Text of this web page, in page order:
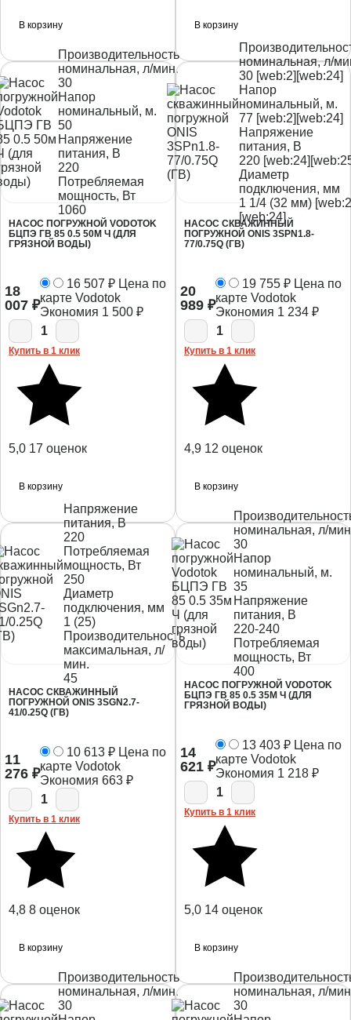
В корзину В корзину
Производительность
номинальная, л/мин.
30
Напор
номинальный, м.
50
Напряжение
питания, В
220
Потребляемая
мощность, Вт
1060
НАСОС ПОГРУЖНОЙ VODOTOK
БЦПЭ ГВ 85 0.5 50М Ч (ДЛЯ
ГРЯЗНОЙ ВОДЫ)
18
007 ₽
16 507 ₽ Цена по
карте Vodotok
Экономия 1 500 ₽
1
Купить в 1 клик
5,0 17 оценок
В корзину
номинальная, л/
30 [web:2][web:24]
Напор
номинальный, м.
77 [web:2][web:24]
Напряжение
питания, В
220
Диаметр
подключения, мм
1 1/4 (32 мм)
[web:24]
НАСОС СКВАЖИННЫЙ
ПОГРУЖНОЙ ONIS 3SPN1.8-
77/0.75Q (ГВ)
20
989 ₽
19 755 ₽ Цена по
карте Vodotok
Экономия 1 234 ₽
1
Купить в 1 клик
4,9 12 оценок
В корзину
Напряжение
питания, В
220
Потребляемая
мощность, Вт
250
Диаметр
подключения, мм
1 (25)
Производительность
максимальная, л/
мин.
45
НАСОС СКВАЖИННЫЙ
ПОГРУЖНОЙ ONIS 3SGN2.7-
41/0.25Q (ГВ)
11
276 ₽
10 613 ₽ Цена по
карте Vodotok
Экономия 663 ₽
1
Купить в 1 клик
4,8 8 оценок
В корзину
номинальная, л/
30
Напор
номинальный, м.
35
Напряжение
питания, В
220-240
Потребляемая
мощность, Вт
400
НАСОС ПОГРУЖНОЙ VODOTOK
БЦПЭ ГВ 85 0.5 35М Ч (ДЛЯ
ГРЯЗНОЙ ВОДЫ)
14
621 ₽
13 403 ₽ Цена по
карте Vodotok
Экономия 1 218 ₽
1
Купить в 1 клик
5,0 14 оценок
В корзину
Производительность
номинальная, л/мин.
30
номинальная, л/
30